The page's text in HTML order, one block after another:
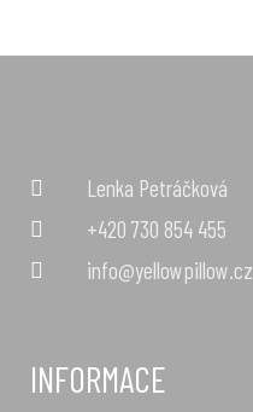
Lenka Petráčková
+420 730 854 455
info@yellowpillow.cz
INFORMACE